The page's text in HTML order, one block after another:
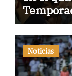
Noticias